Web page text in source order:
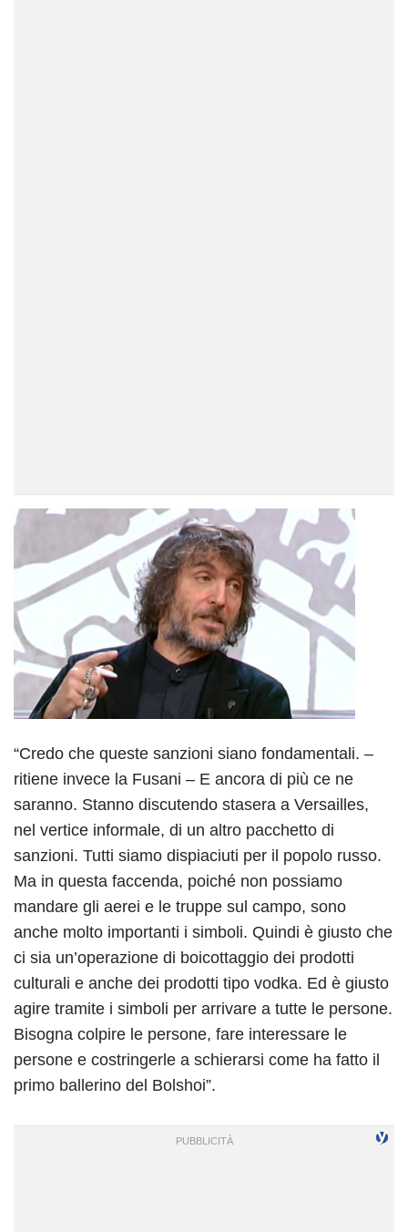
“Credo che queste sanzioni siano fondamentali. –
ritiene invece la Fusani – E ancora di più ce ne
saranno. Stanno discutendo stasera a Versailles,
nel vertice informale, di un altro pacchetto di
sanzioni. Tutti siamo dispiaciuti per il popolo russo.
Ma in questa faccenda, poiché non possiamo
mandare gli aerei e le truppe sul campo, sono
anche molto importanti i simboli. Quindi è giusto che
ci sia un’operazione di boicottaggio dei prodotti
culturali e anche dei prodotti tipo vodka. Ed è giusto
agire tramite i simboli per arrivare a tutte le persone.
Bisogna colpire le persone, fare interessare le
persone e costringerle a schierarsi come ha fatto il
primo ballerino del Bolshoi”.